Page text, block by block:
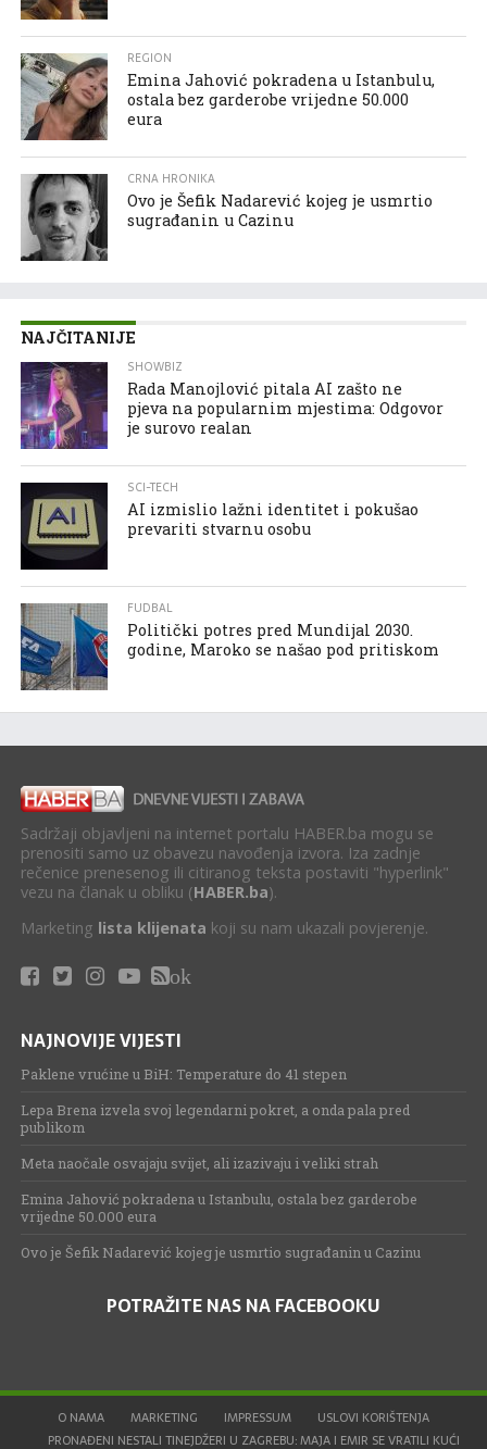
REGION
Emina Jahović pokradena u Istanbulu,
ostala bez garderobe vrijedne 50.000
eura
CRNA HRONIKA
Ovo je Šefik Nadarević kojeg je usmrtio
sugrađanin u Cazinu
NAJČITANIJE
SHOWBIZ
Rada Manojlović pitala AI zašto ne
pjeva na popularnim mjestima: Odgovor
je surovo realan
SCI-TECH
AI izmislio lažni identitet i pokušao
prevariti stvarnu osobu
FUDBAL
Politički potres pred Mundijal 2030.
godine, Maroko se našao pod pritiskom
Sadržaji objavljeni na internet portalu HABER.ba mogu se
prenositi samo uz obavezu navođenja izvora. Iza zadnje
rečenice prenesenog ili citiranog teksta postaviti "hyperlink"
vezu na članak u obliku (HABER.ba).
Marketing lista klijenata koji su nam ukazali povjerenje.
ok
NAJNOVIJE VIJESTI
Paklene vrućine u BiH: Temperature do 41 stepen
Lepa Brena izvela svoj legendarni pokret, a onda pala pred
publikom
Meta naočale osvajaju svijet, ali izazivaju i veliki strah
Emina Jahović pokradena u Istanbulu, ostala bez garderobe
vrijedne 50.000 eura
Ovo je Šefik Nadarević kojeg je usmrtio sugrađanin u Cazinu
POTRAŽITE NAS NA FACEBOOKU
O NAMA MARKETING IMPRESSUM
USLOVI KORIŠTENJA
PRONAĐENI NESTALI TINEJDŽERI U ZAGREBU: MAJA I EMIR SE VRATILI KUĆI